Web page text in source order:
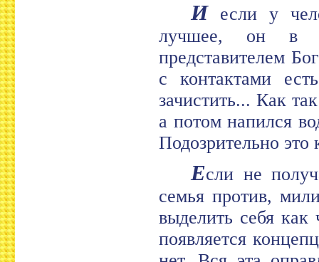
Иесли у
лучшее, он в
представителем
с контактами
зачистить... Как
а потом напился
Подозрительно это
Если не
семья против,
выделить себя
появляется